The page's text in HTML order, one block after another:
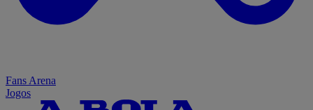
Fans Arena
Jogos